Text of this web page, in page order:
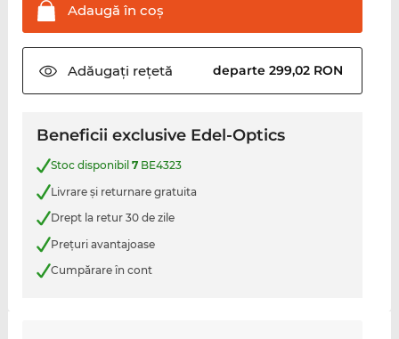
Adaugă în coş
Adăugați rețetă departe 299,02 RON
Beneficii exclusive Edel-Optics
Stoc disponibil 7BE4323
Livrare şi returnare gratuita
Drept la retur 30 de zile
Preţuri avantajoase
Cumpărare în cont